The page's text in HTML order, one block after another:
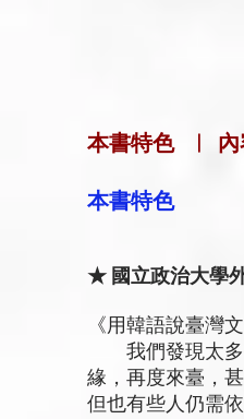
本書特色 |
本書特色
★ 國立政治大學
《用韓語說臺灣
我們發現太多
緣，再度來臺，
但也有些人仍需